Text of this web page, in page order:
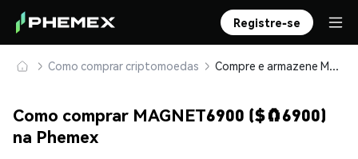
Registre-se
Como comprar criptomoedas Compre e armazene MAGNET6900 ($🧲6900) com segurança
Como comprar MAGNET6900 ($🧲6900)
na Phemex